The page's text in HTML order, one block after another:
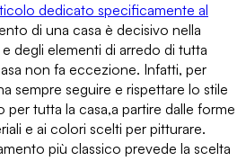
dedicato specificamente al
di una casa è decisivo nella
degli elementi di arredo di tutta
non fa eccezione. Infatti, per
sempre seguire e rispettare lo stile
per tutta la casa,a partire dalle forme
e ai colori scelti per pitturare.
più classico prevede la scelta